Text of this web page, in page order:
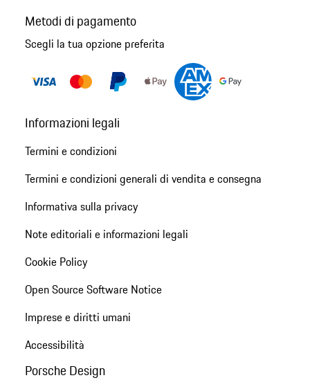
Metodi di pagamento
Scegli la tua opzione preferita
Informazioni legali
Termini e condizioni
Termini e condizioni generali di vendita e consegna
Informativa sulla privacy
Note editoriali e informazioni legali
Cookie Policy
Open Source Software Notice
Imprese e diritti umani
Accessibilità
Porsche Design